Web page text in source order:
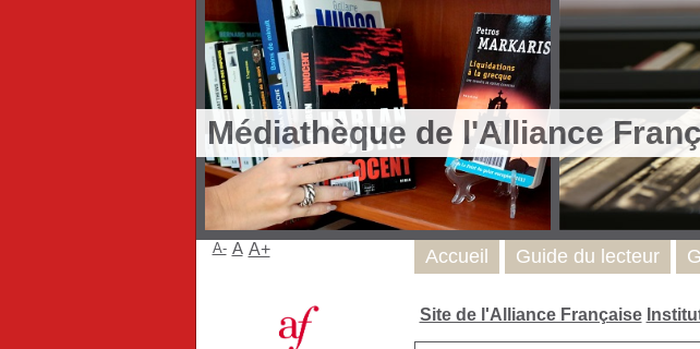
Médiathèque de l'Alliance
Site de l'Alliance Française
Accueil Guide du lecteur
A- A A+